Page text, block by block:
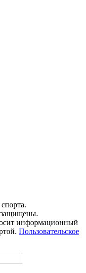
защищены.
информационный
Пользовательское